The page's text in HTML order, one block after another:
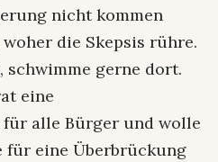
nicht kommen
die Skepsis rühre.
schwimme gerne dort.
eine
alle Bürger und wolle
für eine Überbrückung